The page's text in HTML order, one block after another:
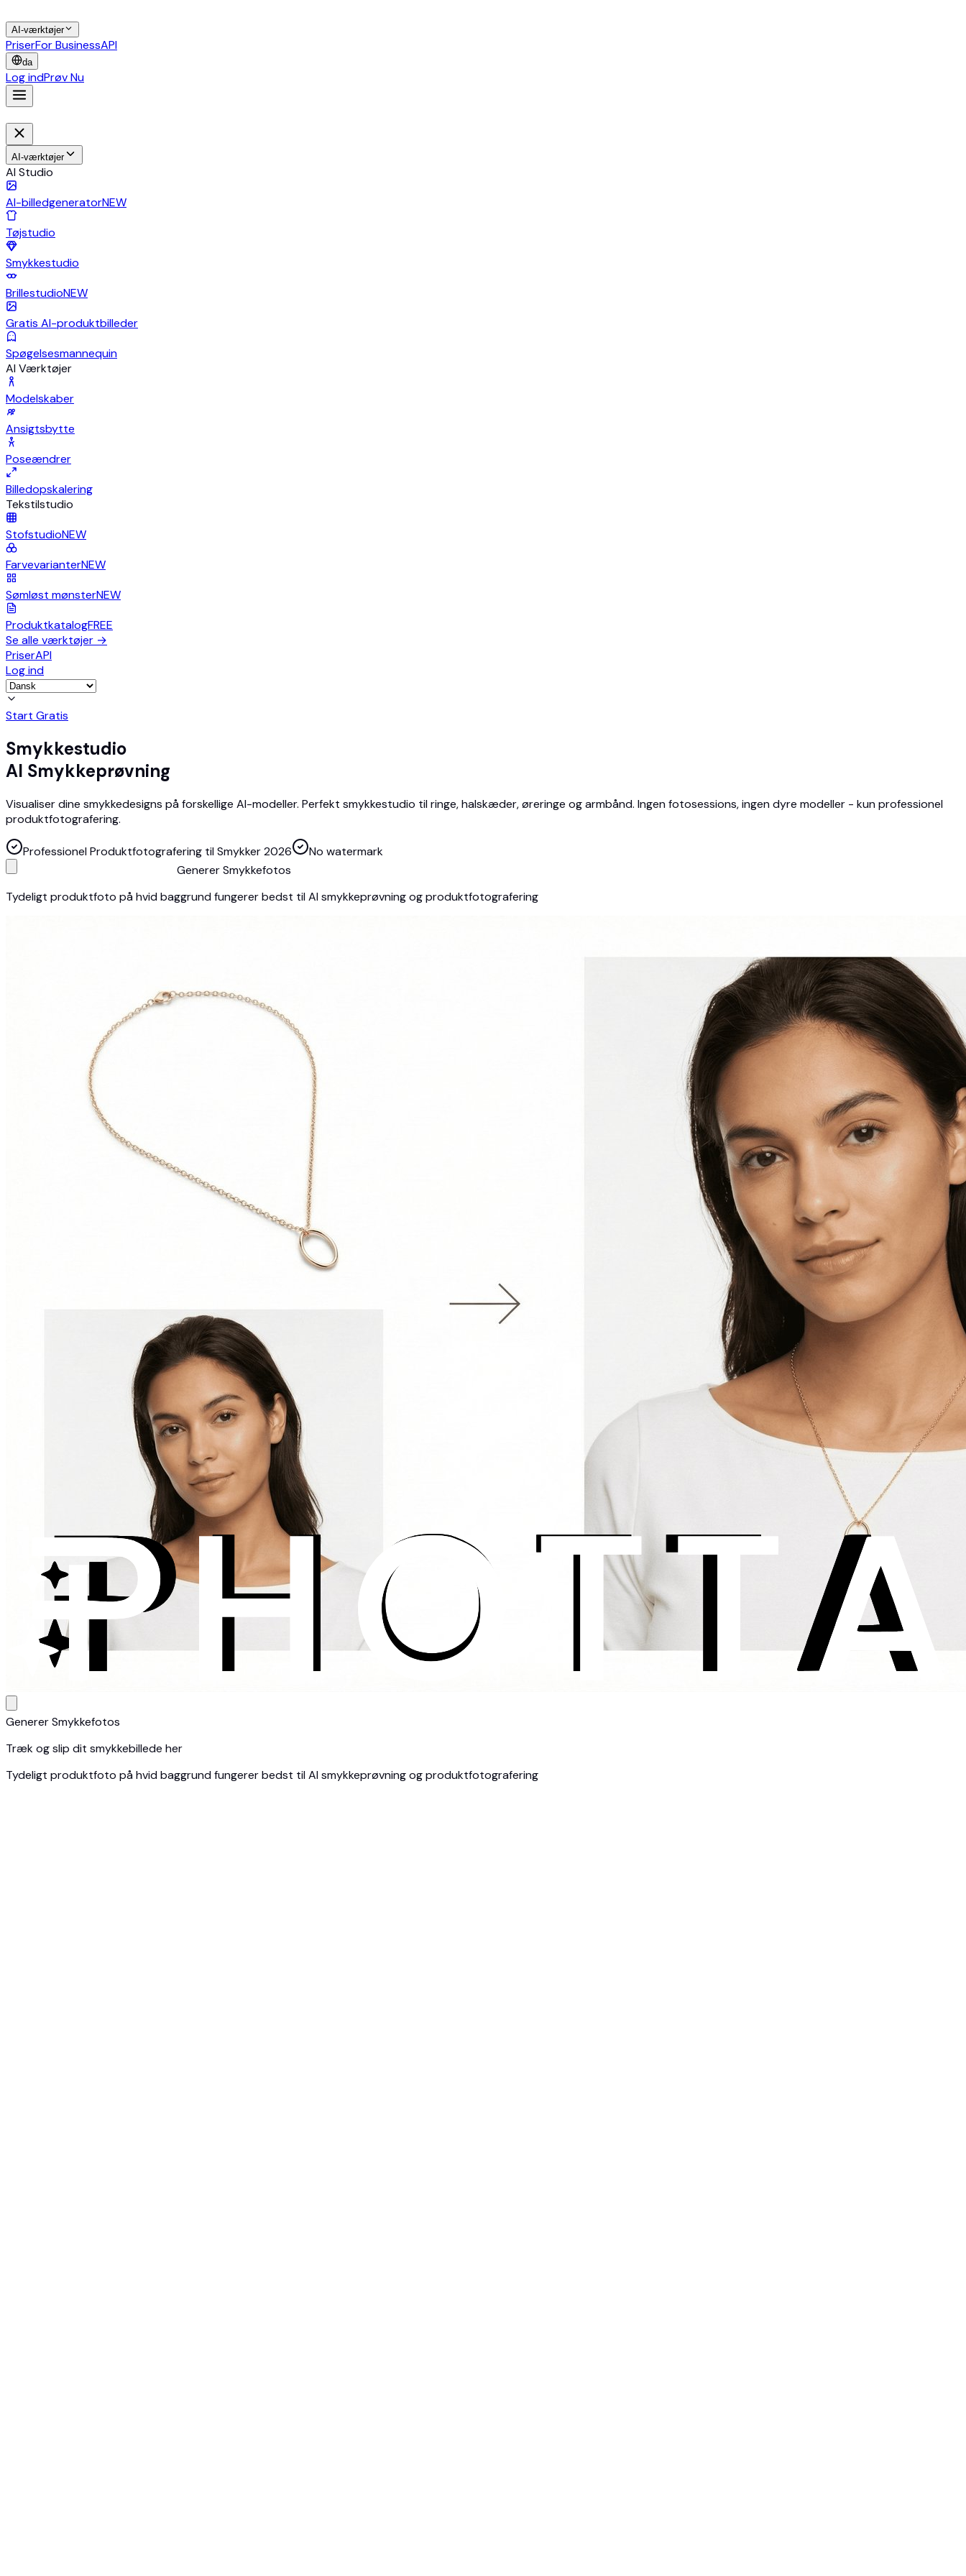
AI-værktøjer
PriserFor BusinessAPI
da
Log indPrøv Nu
AI-værktøjer
AI Studio
AI-billedgeneratorNEW
Tøjstudio
Smykkestudio
BrillestudioNEW
Gratis AI-produktbilleder
Spøgelsesmannequin
AI Værktøjer
Modelskaber
Ansigtsbytte
Poseændrer
Billedopskalering
Tekstilstudio
StofstudioNEW
FarvevarianterNEW
Sømløst mønsterNEW
ProduktkatalogFREE
Se alle værktøjer →
PriserAPI
Log ind
Start Gratis
Smykkestudio
AI Smykkeprøvning
Visualiser dine smykkedesigns på forskellige AI-modeller. Perfekt smykkestudio til ringe, halskæder, øreringe og armbånd. Ingen fotosessions, ingen dyre modeller - kun professionel
produktfotografering.
Professionel Produktfotografering til Smykker 2026
No watermark
Generer Smykkefotos
Tydeligt produktfoto på hvid baggrund fungerer bedst til AI smykkeprøvning og produktfotografering
Generer Smykkefotos
Træk og slip dit smykkebillede her
Tydeligt produktfoto på hvid baggrund fungerer bedst til AI smykkeprøvning og produktfotografering